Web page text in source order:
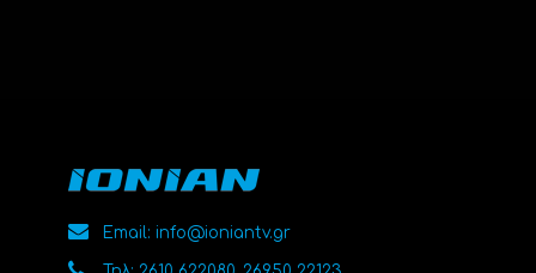
Email: info@ioniantv.gr